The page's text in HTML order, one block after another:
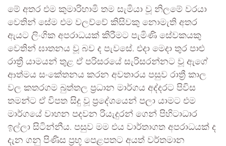
මේ අතර එම කුමාරිහාමි තම සැමියා වූ නිලමේ වරයා
වෙතින් සේම එම වලව්වේ කිසිවකු නොමැති අතර
ඇයට ලිංගික අපරාධයක් කිරීමට පැමිණි සේවකයකු
වෙතින් ඝාතනය වූ බව ද පැවසේ. එදා මෙදා තුර පාළු
රාත්‍රී යාමයන් තුළ ඒ පරිසරයේ සැරිසරන්නට වූ ඇගේ
ආත්මය සංකේතනය කරන අවතාරය පසුව රාත්‍රී කාල
වල කතරගම බුත්තල ප්‍රධාන මාර්ගය අද්දරට පිවිස
තමන්ට ඒ විපත සිදු වූ ප්‍රදේශයෙන් පලා යාමට එම
මාර්ගයේ වාහන පදවන රියැදුරන් ගෙන් පිහිටාධාර
ඉල්ලා සිටින්නීය. පසුව මම එය වාර්තාගත අපරාධයක් ද
දැන ගනු පිණිස ප්‍රභූ පෙළපතට අයත් වර්තමාන